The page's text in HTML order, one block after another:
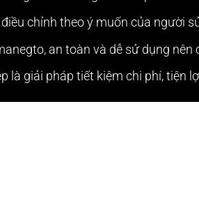
chỉnh theo ý muốn của người
an toàn và dễ sử dụng nên
là giải pháp tiết kiệm chi phí, tiện